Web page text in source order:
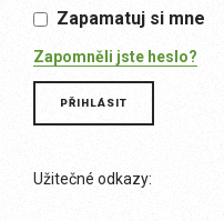
Zapamatuj si mne
Zapomněli jste heslo?
Užitečné odkazy: